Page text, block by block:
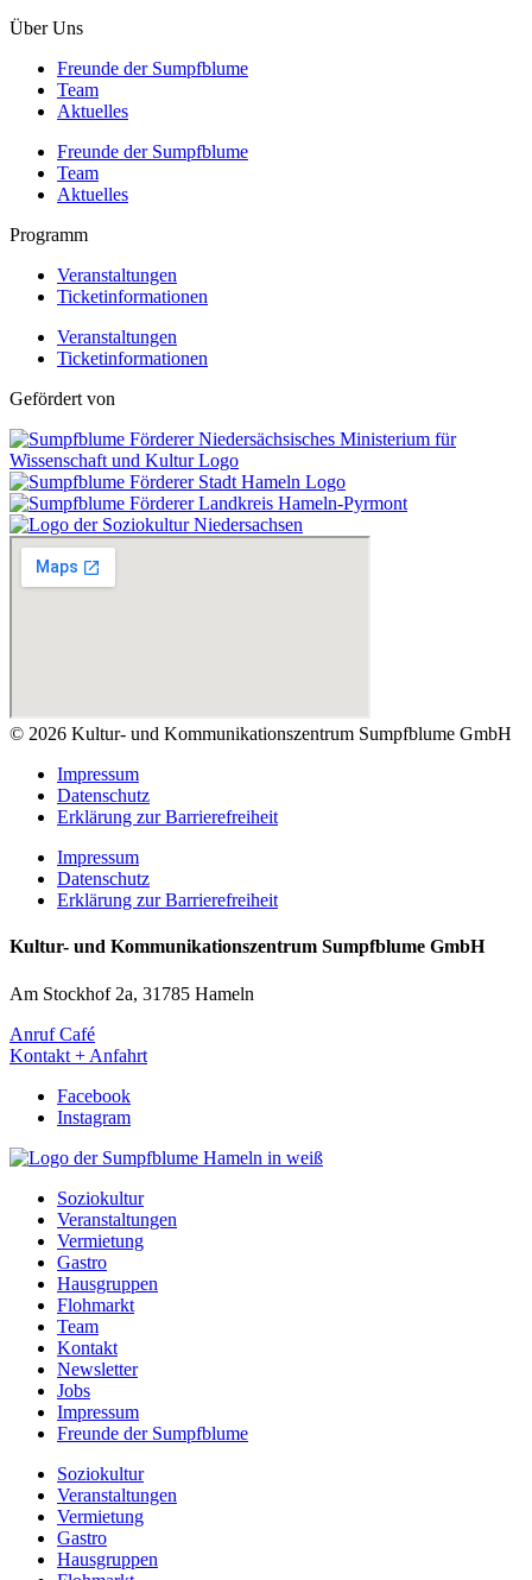
Über Uns
Freunde der Sumpfblume
Team
Aktuelles
Freunde der Sumpfblume
Team
Aktuelles
Programm
Veranstaltungen
Ticketinformationen
Veranstaltungen
Ticketinformationen
Gefördert von
© 2026 Kultur- und Kommunikationszentrum Sumpfblume GmbH
Impressum
Datenschutz
Erklärung zur Barrierefreiheit
Impressum
Datenschutz
Erklärung zur Barrierefreiheit
Kultur- und Kommunikationszentrum Sumpfblume GmbH
Am Stockhof 2a, 31785 Hameln
Anruf Café
Kontakt + Anfahrt
Facebook
Instagram
Soziokultur
Veranstaltungen
Vermietung
Gastro
Hausgruppen
Flohmarkt
Team
Kontakt
Newsletter
Jobs
Impressum
Freunde der Sumpfblume
Soziokultur
Veranstaltungen
Vermietung
Gastro
Hausgruppen